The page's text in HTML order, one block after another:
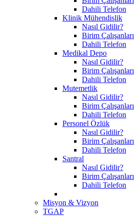
Dahili Telefon
Klinik Mühendislik
Nasıl Gidilir?
Birim Çalışanları
Dahili Telefon
Medikal Depo
Nasıl Gidilir?
Birim Çalışanları
Dahili Telefon
Mutemetlik
Nasıl Gidilir?
Birim Çalışanları
Dahili Telefon
Personel Özlük
Nasıl Gidilir?
Birim Çalışanları
Dahili Telefon
Santral
Nasıl Gidilir?
Birim Çalışanları
Dahili Telefon
Misyon & Vizyon
TGAP